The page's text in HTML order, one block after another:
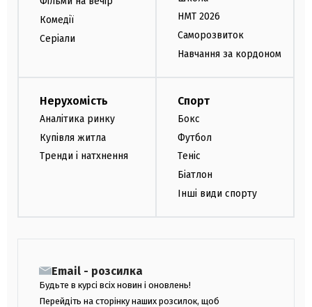
Комедії
Серіали
НМТ 2026
Саморозвиток
Навчання за кордоном
Нерухомість
Аналітика ринку
Купівля житла
Тренди і натхнення
Спорт
Бокс
Футбол
Теніс
Біатлон
Інші види спорту
Email - розсилка
Будьте в курсі всіх новин і оновлень!
Перейдіть на сторінку наших розсилок, щоб